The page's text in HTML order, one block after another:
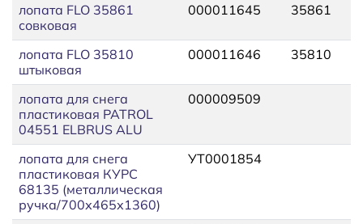
лопата FLO 35861
совковая
000011645 35861
лопата FLO 35810
штыковая
000011646 35810
лопата для снега
пластиковая PATROL
04551 ELBRUS ALU
000009509
лопата для снега
пластиковая КУРС
68135 (металлическая
ручка/700х465х1360)
УТ0001854